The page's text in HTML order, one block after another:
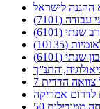
ההגנה לישראל
(7101)
שנתי (6101)
(10135)
(6101)
צוואה הדדית
לדרום אמריקה
50 טיפים ויותר לניהול חווית עובד, משאבי אנוש ורווחה ממובילות